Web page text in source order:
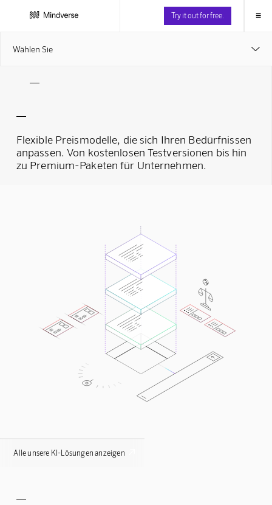
Try it out for free. ≡
Wählen Sie 
Flexible Preismodelle, die sich Ihren Bedürfnissen
anpassen. Von kostenlosen Testversionen bis hin
zu Premium-Paketen für Unternehmen.
Alle unsere KI-Lösungen anzeigen